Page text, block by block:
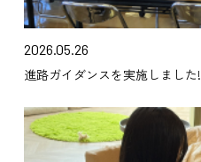
2026.05.26
進路ガイダンスを実施しました!